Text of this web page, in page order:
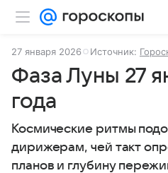
27 января 2026 Источник:
Фаза Луны 27
года
Космические ритмы
дирижерам, чей такт
планов и глубину